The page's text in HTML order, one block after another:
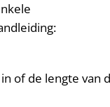
of de lengte van